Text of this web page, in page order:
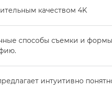
качеством 4K
способы съемки и формы
интуитивно